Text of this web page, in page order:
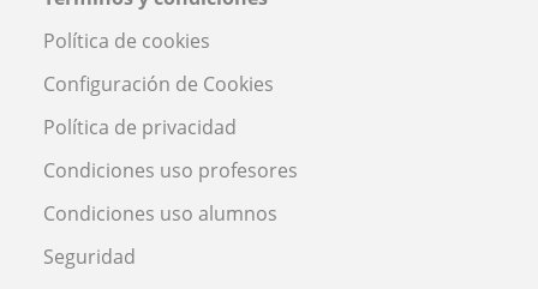
Política de cookies
Configuración de Cookies
Política de privacidad
Condiciones uso profesores
Condiciones uso alumnos
Seguridad